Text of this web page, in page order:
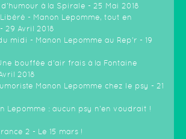
d'humour à la Spirale - 25 Mai 2018
- Manon Lepomme, tout en
29 Avril 2018
midi - Manon Lepomme au Rep'r - 19
bouffée d'air frais à la Fontaine
2018
Manon Lepomme chez le psy - 21
Lepomme : aucun psy n'en voudrait !
2 - Le 15 mars !